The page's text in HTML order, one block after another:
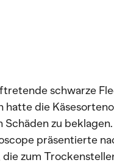
schwarze
die
zu
präsentierte
die zum